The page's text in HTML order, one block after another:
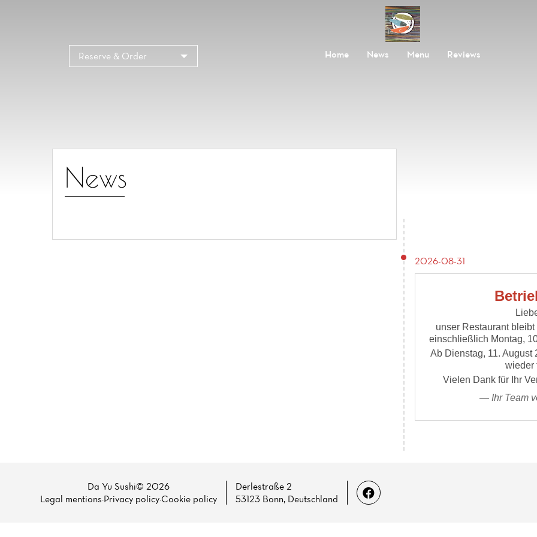
Reserve & Order Home News Menu Reviews
News
2026-08-31
unser Restaurant
einschließlich Montag,
Ab Dienstag, 11. August
wieder
Vielen Dank für Ihr
— Ihr Team
Da Yu Sushi© 2026
Legal mentions·Privacy policy·Cookie policy
Derlestraße 2
53123 Bonn, Deutschland